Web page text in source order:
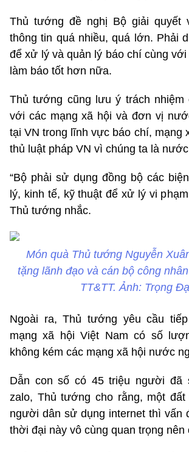
Thủ tướng đề nghị Bộ giải quyết
thông tin quá nhiều, quá lớn. Phải
để xử lý và quản lý báo chí cùng
làm báo tốt hơn nữa.
Thủ tướng cũng lưu ý trách nhiệm
với các mạng xã hội và đơn vị
tại VN trong lĩnh vực báo chí, mạng
thủ luật pháp VN vì chúng ta là
“Bộ phải sử dụng đồng bộ các
lý, kinh tế, kỹ thuật để xử lý vi
Thủ tướng nhắc.
Món quà Thủ tướng Nguyễn
tặng lãnh đạo và cán bộ công
TT&TT. Ảnh: Trọng
Ngoài ra, Thủ tướng yêu cầu
mạng xã hội Việt Nam có số
không kém các mạng xã hội nước
Dẫn con số có 45 triệu người đã
zalo, Thủ tướng cho rằng, một
người dân sử dụng internet thì vấn
thời đại này vô cùng quan trọng nên